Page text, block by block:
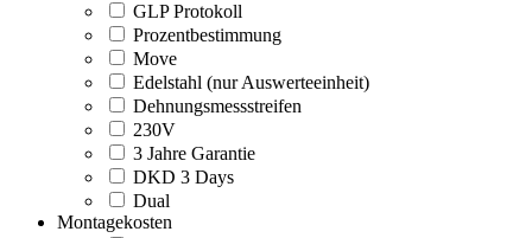
GLP Protokoll
Prozentbestimmung
Move
Edelstahl (nur Auswerteeinheit)
Dehnungsmessstreifen
230V
3 Jahre Garantie
DKD 3 Days
Dual
Montagekosten